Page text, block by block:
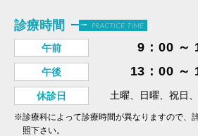
診療時間 PRACTICE TIME
午前 9：00 ～
午後 13：00 ～
休診日 土曜、日曜、祝日
※診療科によって診療時間が異なりますので、
照下さい。